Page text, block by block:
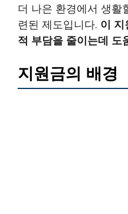
더 나은 환경에서 생활
련된 제도입니다. 이 지
적 부담을 줄이는데 도
지원금의 배경